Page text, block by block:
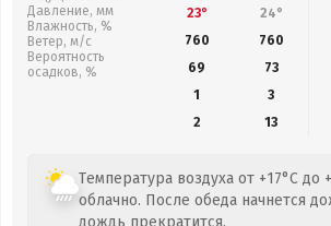
Давление, мм
Влажность, %
Ветер, м/с
Вероятность
осадков, %
23° 24°
760
760
69
73
1
3
2
13
Температура воздуха от +17°C до
облачно. После обеда начнется
дождь прекратится.